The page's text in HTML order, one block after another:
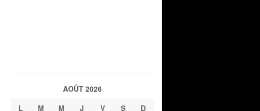
AOÛT 2026
L
M M J V S D